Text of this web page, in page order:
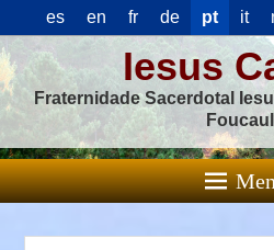
es en fr de pt it
Iesus
Fraternidade Sacerdotal